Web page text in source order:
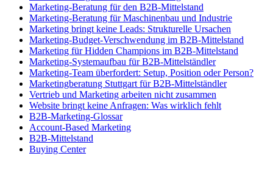
Marketing-Beratung für den B2B-Mittelstand
Marketing-Beratung für Maschinenbau und Industrie
Marketing bringt keine Leads: Strukturelle Ursachen
Marketing-Budget-Verschwendung im B2B-Mittelstand
Marketing für Hidden Champions im B2B-Mittelstand
Marketing-Systemaufbau für B2B-Mittelständler
Marketing-Team überfordert: Setup, Position oder Person?
Marketingberatung Stuttgart für B2B-Mittelständler
Vertrieb und Marketing arbeiten nicht zusammen
Website bringt keine Anfragen: Was wirklich fehlt
B2B-Marketing-Glossar
Account-Based Marketing
B2B-Mittelstand
Buying Center